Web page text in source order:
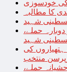
کی خودسوزی
کا مطالبہ
حملے،
کی
منتخب
حملے،